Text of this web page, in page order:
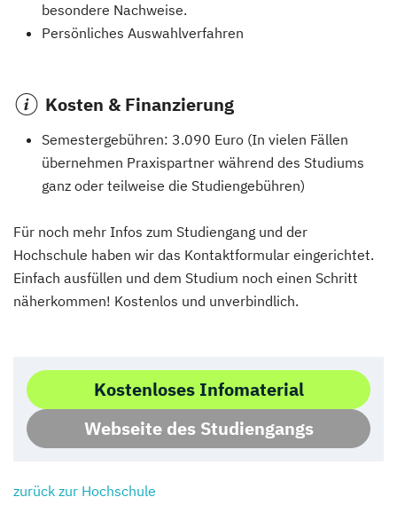
besondere Nachweise.
Persönliches Auswahlverfahren
Kosten & Finanzierung
Semestergebühren: 3.090 Euro (In vielen Fällen
übernehmen Praxispartner während des Studiums
ganz oder teilweise die Studiengebühren)
Für noch mehr Infos zum Studiengang und der
Hochschule haben wir das Kontaktformular eingerichtet.
Einfach ausfüllen und dem Studium noch einen Schritt
näherkommen! Kostenlos und unverbindlich.
Kostenloses Infomaterial
Webseite des Studiengangs
zurück zur Hochschule